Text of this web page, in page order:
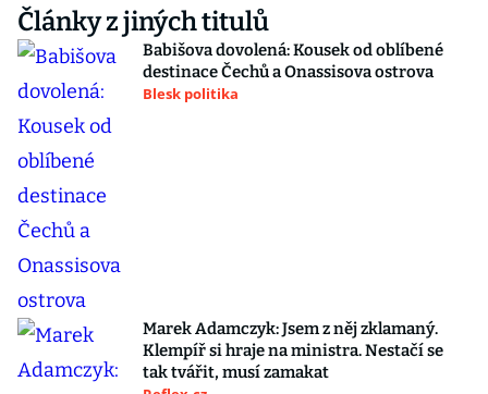
Články z jiných titulů
Babišova dovolená: Kousek od oblíbené
destinace Čechů a Onassisova ostrova
Blesk politika
Marek Adamczyk: Jsem z něj zklamaný.
Klempíř si hraje na ministra. Nestačí se
tak tvářit, musí zamakat